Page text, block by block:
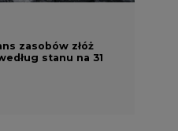
zasobów złóż
stanu na 31